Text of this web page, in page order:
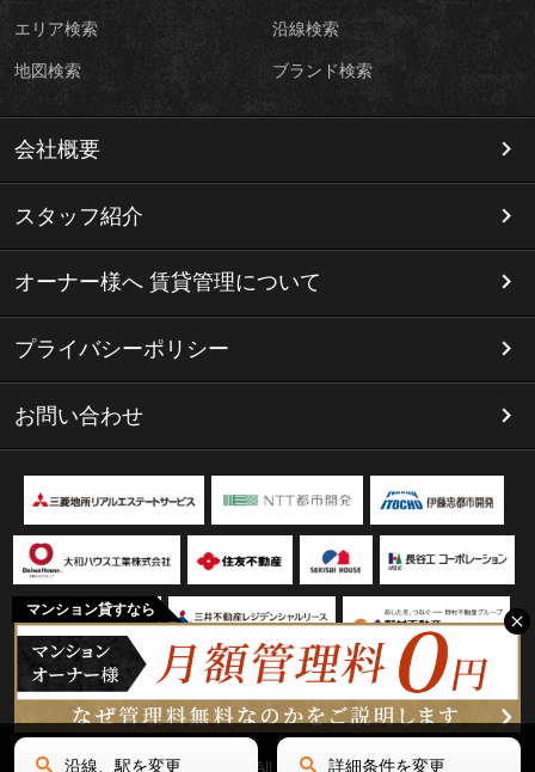
マンション貸すなら
エリア検索 沿線検索
地図検索 ブランド検索
会社概要
スタッフ紹介
オーナー様へ 賃貸管理について
プライバシーポリシー
お問い合わせ
Copyright(C) リミテッド名古屋 All Rights Reserved.
沿線、駅を変更 詳細条件を変更